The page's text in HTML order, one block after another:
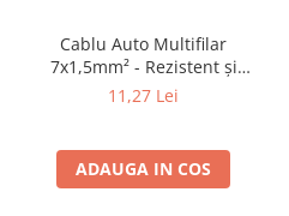
Cablu Auto Multifilar
7x1,5mm² - Rezistent și
Flexibil pentru Remorci 12V-
11,27 Lei
ADAUGA IN COS